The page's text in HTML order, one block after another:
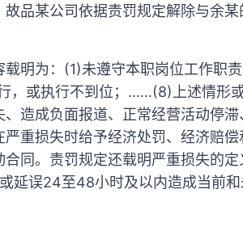
品某公司依据责罚规定解除与余某
明为：(1)未遵守本职岗位工作职
，或执行不到位；......(8)上述情形
造成负面报道、正常经营活动停
重损失时给予经济处罚、经济赔偿
同。责罚规定还载明严重损失的定
延误24至48小时及以内造成当前